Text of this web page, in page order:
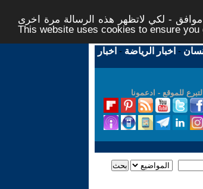
- لكي لاتظهر هذه الرسالة مرة اخرى -
This website uses cookies to ensure
- اخبار الرياضة - اخبار
التبرع للموقع - ادعمونا